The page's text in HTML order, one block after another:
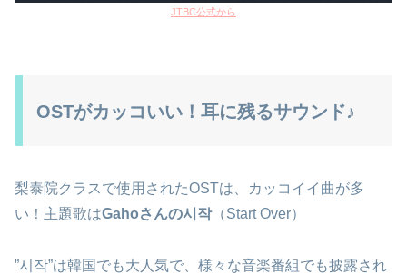
JTBC公式から
OSTがカッコいい！耳に残るサウンド♪
梨泰院クラスで使用されたOSTは、カッコイイ曲が多
い！主題歌はGahoさんの시작（Start Over）
”시작”は韓国でも大人気で、様々な音楽番組でも披露され